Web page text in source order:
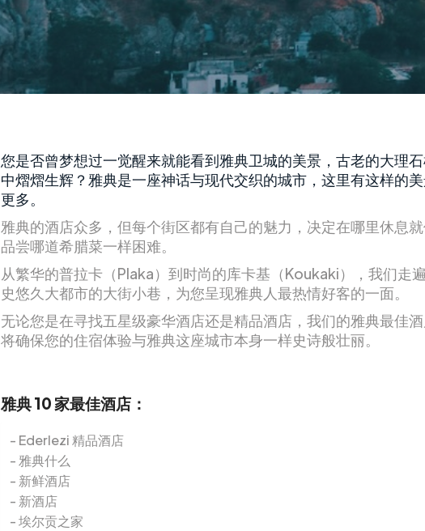
您是否曾梦想过一觉醒来就能看到雅典卫城的美景，古老的大理
中熠熠生辉？雅典是一座神话与现代交织的城市，这里有这样的
更多。
雅典的酒店众多，但每个街区都有自己的魅力，决定在哪里休息
品尝哪道希腊菜一样困难。
从繁华的普拉卡（Plaka）到时尚的库卡基（Koukaki），我们走
史悠久大都市的大街小巷，为您呈现雅典人最热情好客的一面。
无论您是在寻找五星级豪华酒店还是精品酒店，我们的雅典最佳
将确保您的住宿体验与雅典这座城市本身一样史诗般壮丽。
雅典 10 家最佳酒店：
Ederlezi 精品酒店
雅典什么
新鲜酒店
新酒店
埃尔贡之家